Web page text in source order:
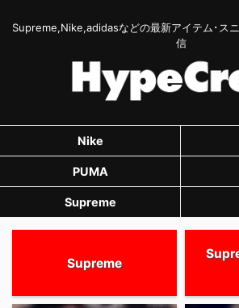
Supreme,Nike,adidasなどの最新アイテム･ス
信
Nike
PUMA
Supreme
Supreme